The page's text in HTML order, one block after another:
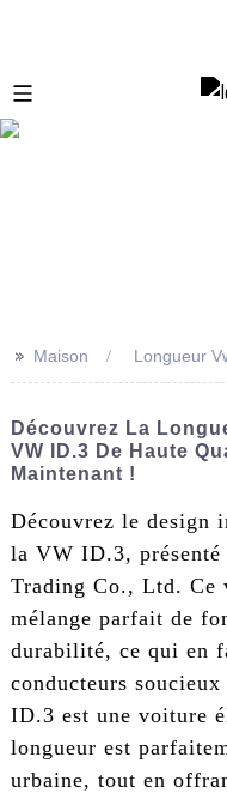
>> Maison Longueur
Découvrez La
VW ID.3 De Haute
Maintenant !
Découvrez le design
la VW ID.3, présenté
Trading Co., Ltd. Ce
mélange parfait de
durabilité, ce qui en
conducteurs
ID.3 est une voiture
longueur est
urbaine, tout en